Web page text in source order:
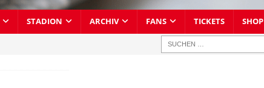
STADION ARCHIV FANS TICKETS SHOP